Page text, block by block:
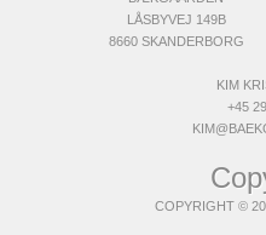
LÅSBYVEJ 149B
8660 SKANDERBORG
KIM
+45
COPYRIGHT ©